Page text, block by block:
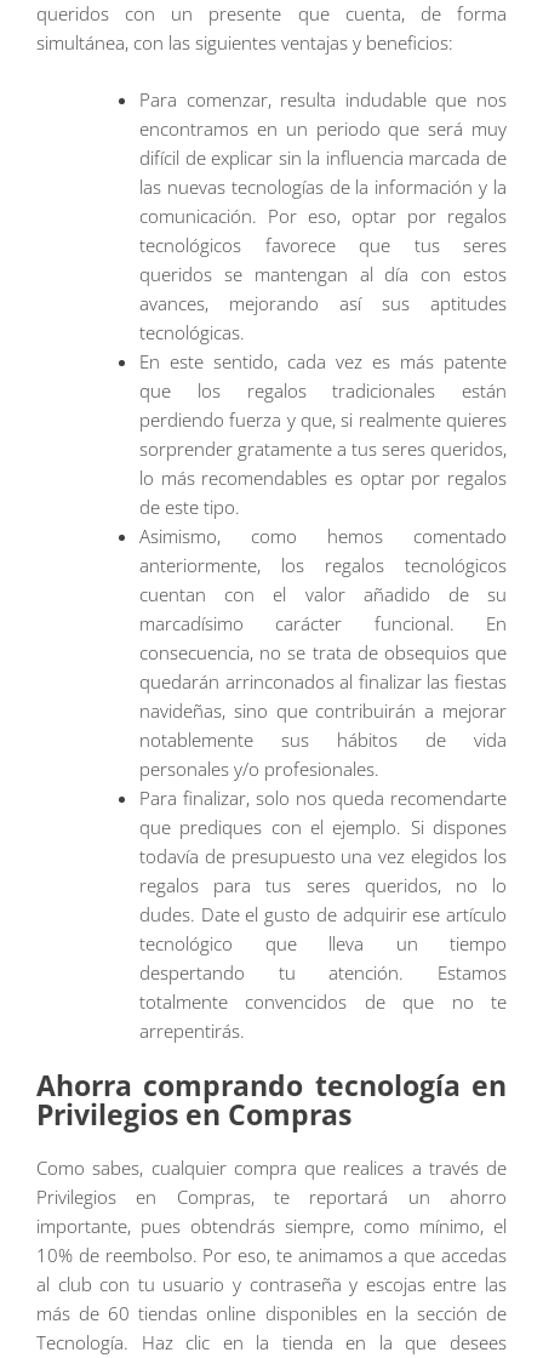
queridos con un presente que cuenta, de forma
simultánea, con las siguientes ventajas y beneficios:
Para comenzar, resulta indudable que nos
encontramos en un periodo que será muy
difícil de explicar sin la influencia marcada de
las nuevas tecnologías de la información y la
comunicación. Por eso, optar por regalos
tecnológicos favorece que tus seres
queridos se mantengan al día con estos
avances, mejorando así sus aptitudes
tecnológicas.
En este sentido, cada vez es más patente
que los regalos tradicionales están
perdiendo fuerza y que, si realmente quieres
sorprender gratamente a tus seres queridos,
lo más recomendables es optar por regalos
de este tipo.
Asimismo, como hemos comentado
anteriormente, los regalos tecnológicos
cuentan con el valor añadido de su
marcadísimo carácter funcional. En
consecuencia, no se trata de obsequios que
quedarán arrinconados al finalizar las fiestas
navideñas, sino que contribuirán a mejorar
notablemente sus hábitos de vida
personales y/o profesionales.
Para finalizar, solo nos queda recomendarte
que prediques con el ejemplo. Si dispones
todavía de presupuesto una vez elegidos los
regalos para tus seres queridos, no lo
dudes. Date el gusto de adquirir ese artículo
tecnológico que lleva un tiempo
despertando tu atención. Estamos
totalmente convencidos de que no te
arrepentirás.
Ahorra comprando tecnología en
Privilegios en Compras
Como sabes, cualquier compra que realices a través de
Privilegios en Compras, te reportará un ahorro
importante, pues obtendrás siempre, como mínimo, el
10% de reembolso. Por eso, te animamos a que accedas
al club con tu usuario y contraseña y escojas entre las
más de 60 tiendas online disponibles en la sección de
Tecnología. Haz clic en la tienda en la que desees